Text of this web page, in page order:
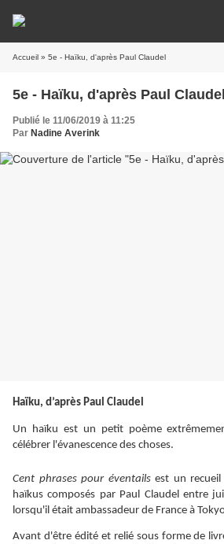
Accueil » 5e - Haïku, d'après Paul Claudel
5e - Haïku, d'après Paul Claudel
Publié le 11/06/2019 à 11:25
Par Nadine Averink
Haïku, d’après Paul Claudel
Un haïku est un petit poème
célébrer l'évanescence des choses.
Cent phrases pour éventailsest un recueil
haïkus composés par Paul Claudel entre
lorsqu'il était ambassadeur de France à
Avant d'être édité et relié sous forme de